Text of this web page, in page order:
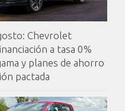
Chevrolet
a tasa 0%
y planes de ahorro
pactada